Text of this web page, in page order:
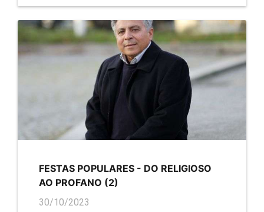
FESTAS POPULARES - DO RELIGIOSO
AO PROFANO (2)
30/10/2023